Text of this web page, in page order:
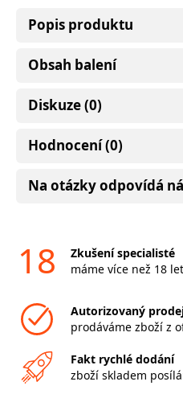
Popis produktu
Obsah balení
Diskuze (0)
Hodnocení (0)
Na otázky odpovídá
18
Zkušení specialisté
máme více než 18
Autorizovaný
prodáváme zboží z
Fakt rychlé dodání
zboží skladem